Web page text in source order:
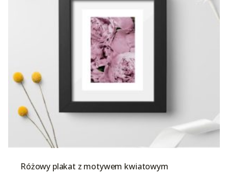
Różowy plakat z motywem kwiatowym